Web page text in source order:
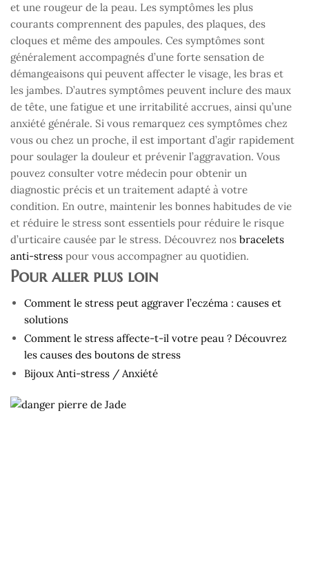
et une rougeur de la peau. Les symptômes les plus
courants comprennent des papules, des plaques, des
cloques et même des ampoules. Ces symptômes sont
généralement accompagnés d’une forte sensation de
démangeaisons qui peuvent affecter le visage, les bras et
les jambes. D’autres symptômes peuvent inclure des maux
de tête, une fatigue et une irritabilité accrues, ainsi qu’une
anxiété générale. Si vous remarquez ces symptômes chez
vous ou chez un proche, il est important d’agir rapidement
pour soulager la douleur et prévenir l’aggravation. Vous
pouvez consulter votre médecin pour obtenir un
diagnostic précis et un traitement adapté à votre
condition. En outre, maintenir les bonnes habitudes de vie
et réduire le stress sont essentiels pour réduire le risque
d’urticaire causée par le stress. Découvrez nos bracelets
anti-stress pour vous accompagner au quotidien.
Pour aller plus loin
Comment le stress peut aggraver l’eczéma : causes et
solutions
Comment le stress affecte-t-il votre peau ? Découvrez
les causes des boutons de stress
Bijoux Anti-stress / Anxiété